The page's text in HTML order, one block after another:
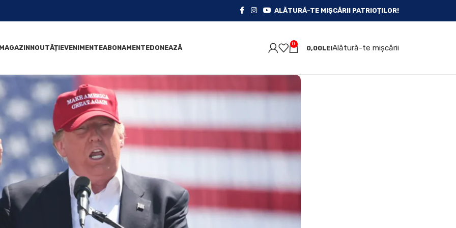
ALĂTURĂ-TE MIȘCĂRII PATRIOȚILOR!
MAGAZINNOUTĂȚIEVENIMENTEABONAMENTEDONEAZĂ 0
0,00LEIAlătură-te mișcării